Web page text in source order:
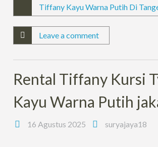
Tiffany Kayu Warna Putih Di
Leave a comment
Rental Tiffany Kursi
Kayu Warna Putih
16 Agustus 2025 suryajaya18